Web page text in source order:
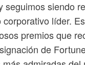
seguimos siendo
corporativo líder.
premios que
de